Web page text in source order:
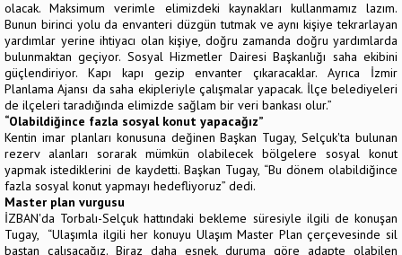
olacak. Maksimum verimle elimizdeki kaynakları kullanmamız lazım.
Bunun birinci yolu da envanteri düzgün tutmak ve aynı kişiye tekrarlayan
yardımlar yerine ihtiyacı olan kişiye, doğru zamanda doğru yardımlarda
bulunmaktan geçiyor. Sosyal Hizmetler Dairesi Başkanlığı saha ekibini
güçlendiriyor. Kapı kapı gezip envanter çıkaracaklar. Ayrıca İzmir
Planlama Ajansı da saha ekipleriyle çalışmalar yapacak. İlçe belediyeleri
de ilçeleri taradığında elimizde sağlam bir veri bankası olur.”
“Olabildiğince fazla sosyal konut yapacağız”
Kentin imar planları konusuna değinen Başkan Tugay, Selçuk'ta bulunan
rezerv alanları sorarak mümkün olabilecek bölgelere sosyal konut
yapmak istediklerini de kaydetti. Başkan Tugay, “Bu dönem olabildiğince
fazla sosyal konut yapmayı hedefliyoruz” dedi.
Master plan vurgusu
İZBAN'da Torbalı-Selçuk hattındaki bekleme süresiyle ilgili de konuşan
Tugay, “Ulaşımla ilgili her konuyu Ulaşım Master Plan çerçevesinde sil
baştan çalışacağız. Biraz daha esnek, duruma göre adapte olabilen